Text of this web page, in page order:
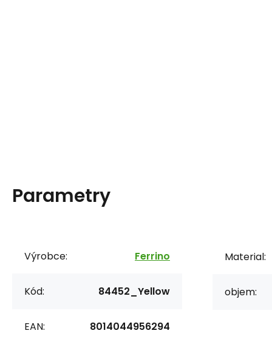
Parametry
Výrobce: Ferrino
Kód: 84452_Yellow
EAN: 8014044956294
Material:
objem: